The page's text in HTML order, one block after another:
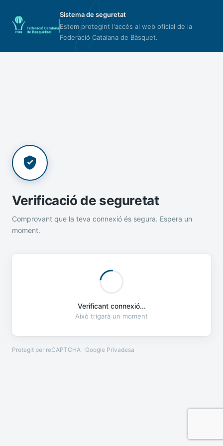
Sistema de seguretat
Estem protegint l'accés al web oficial de la
Federació Catalana de Bàsquet.
Verificació de seguretat
Comprovant que la teva connexió és segura. Espera un
moment.
Verificant connexió...
Això trigarà un moment
Protegit per reCAPTCHA · Google Privadesa